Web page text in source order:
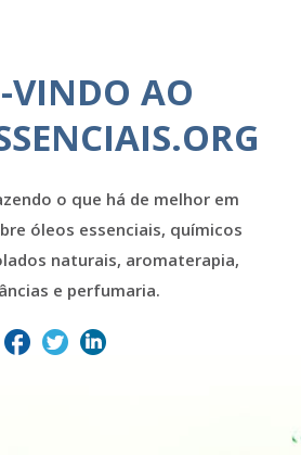
VINDO AO
o que há de melhor em
óleos essenciais, químicos
naturais, aromaterapia,
e perfumaria.